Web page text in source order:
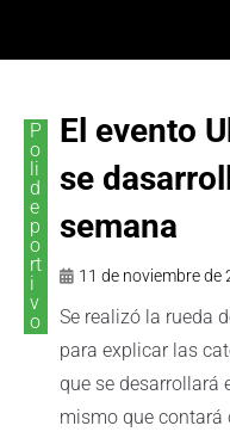
P
o
li
d
e
p
o
rt
i
v
o
El evento
se
semana
11 de noviembre de
Se realizó la rueda
para explicar las
que se desarrollará
mismo que contará